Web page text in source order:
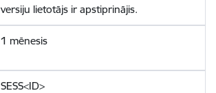
versiju lietotājs ir apstiprinājis.
1 mēnesis
SESS<ID>